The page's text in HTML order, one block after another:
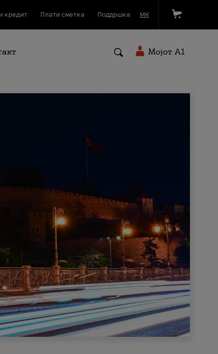
кредит Плати сметка Поддршка МК
Мојот A1